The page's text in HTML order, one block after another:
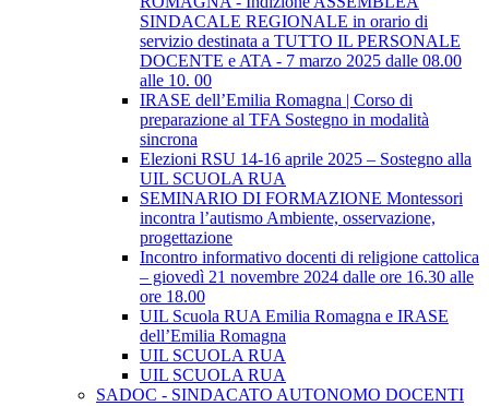
SINDACALE REGIONALE in orario di
servizio destinata a TUTTO IL PERSONALE
DOCENTE e ATA - 7 marzo 2025 dalle 08.00
alle 10. 00
IRASE dell’Emilia Romagna | Corso di
preparazione al TFA Sostegno in modalità
sincrona
Elezioni RSU 14-16 aprile 2025 – Sostegno alla
UIL SCUOLA RUA
SEMINARIO DI FORMAZIONE Montessori
incontra l’autismo Ambiente, osservazione,
progettazione
Incontro informativo docenti di religione cattolica
– giovedì 21 novembre 2024 dalle ore 16.30 alle
ore 18.00
UIL Scuola RUA Emilia Romagna e IRASE
dell’Emilia Romagna
UIL SCUOLA RUA
UIL SCUOLA RUA
SADOC - SINDACATO AUTONOMO DOCENTI